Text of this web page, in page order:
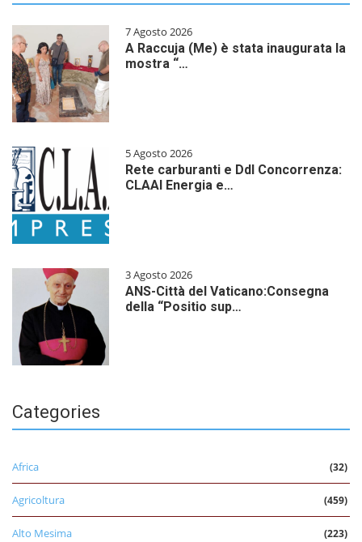
7 Agosto 2026
A Raccuja (Me) è stata inaugurata la
mostra “…
5 Agosto 2026
Rete carburanti e Ddl Concorrenza:
CLAAI Energia e…
3 Agosto 2026
ANS-Città del Vaticano:Consegna
della “Positio sup…
Categories
Africa (32)
Agricoltura (459)
Alto Mesima (223)